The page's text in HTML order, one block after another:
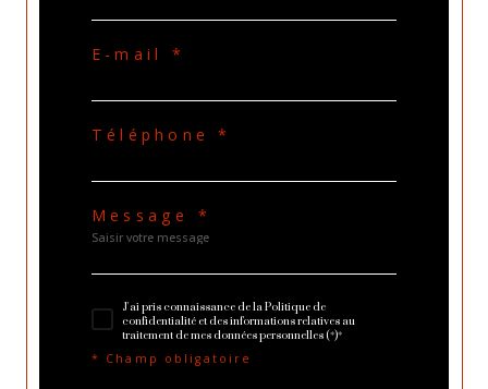
E-mail *
Téléphone *
Message *
J'ai pris connaissance de la Politique de
confidentialité et des informations relatives au
traitement de mes données personnelles (*)*
* Champ obligatoire